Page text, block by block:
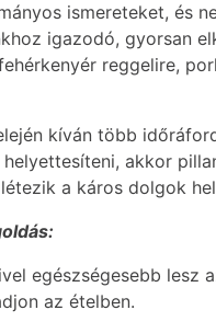
ismereteket, és
igazodó, gyorsan
reggelire,
kíván több
akkor
a káros dolgok
egészségesebb
az ételben.